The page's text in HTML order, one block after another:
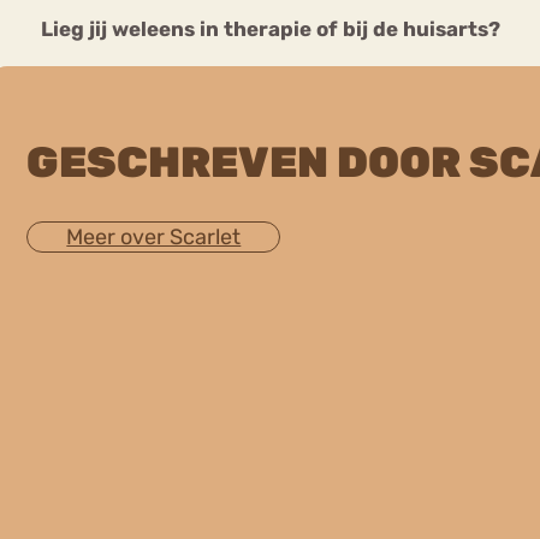
Lieg jij weleens in therapie of bij de huisarts?
GESCHREVEN DOOR
Meer over Scarlet